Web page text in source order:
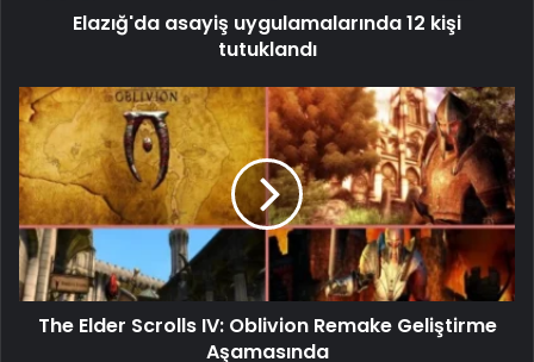
Elazığ'da asayiş uygulamalarında 12 kişi
tutuklandı
The Elder Scrolls IV: Oblivion Remake Geliştirme
Aşamasında